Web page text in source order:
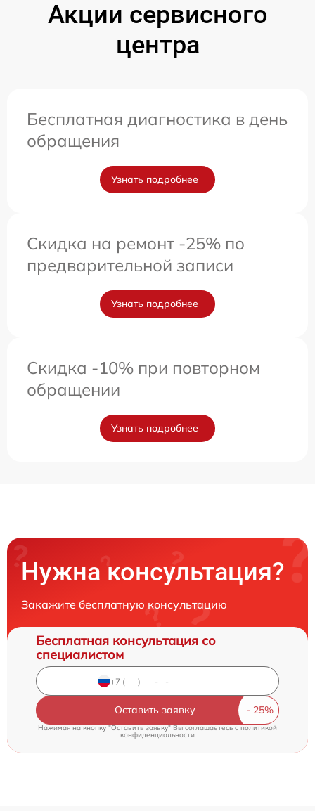
Акции сервисного
центра
Бесплатная диагностика в день
обращения
Узнать подробнее
Скидка на ремонт -25% по
предварительной записи
Узнать подробнее
Скидка -10% при повторном
обращении
Узнать подробнее
Нужна консультация?
Закажите бесплатную консультацию
Бесплатная консультация со
специалистом
Оставить заявку
Нажимая на кнопку "Оставить заявку" Вы соглашаетесь cполитикой
конфиденциальности